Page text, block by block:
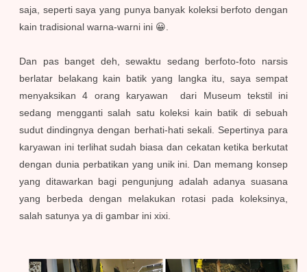
saja, seperti saya yang punya banyak koleksi berfoto dengan
kain tradisional warna-warni ini 😀.
Dan pas banget deh, sewaktu sedang berfoto-foto narsis
berlatar belakang kain batik yang langka itu, saya sempat
menyaksikan 4 orang karyawan dari Museum tekstil ini
sedang mengganti salah satu koleksi kain batik di sebuah
sudut dindingnya dengan berhati-hati sekali. Sepertinya para
karyawan ini terlihat sudah biasa dan cekatan ketika berkutat
dengan dunia perbatikan yang unik ini. Dan memang konsep
yang ditawarkan bagi pengunjung adalah adanya suasana
yang berbeda dengan melakukan rotasi pada koleksinya,
salah satunya ya di gambar ini xixi.